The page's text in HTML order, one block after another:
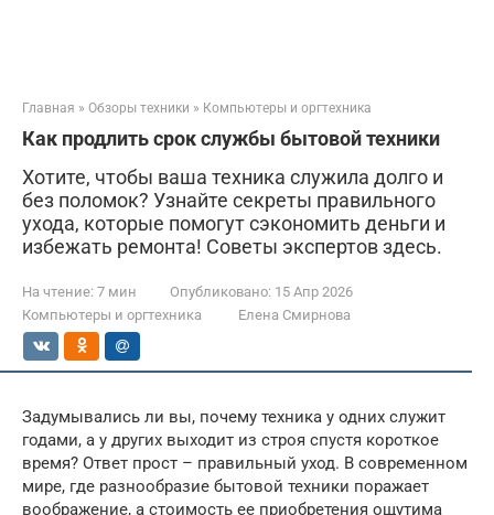
Главная » Обзоры техники » Компьютеры и оргтехника
Как продлить срок службы бытовой техники
Хотите, чтобы ваша техника служила долго и
без поломок? Узнайте секреты правильного
ухода, которые помогут сэкономить деньги и
избежать ремонта! Советы экспертов здесь.
На чтение: 7 мин Опубликовано: 15 Апр 2026
Компьютеры и оргтехника
Елена Смирнова
Задумывались ли вы, почему техника у одних служит
годами, а у других выходит из строя спустя короткое
время? Ответ прост – правильный уход. В современном
мире, где разнообразие бытовой техники поражает
воображение, а стоимость ее приобретения ощутима